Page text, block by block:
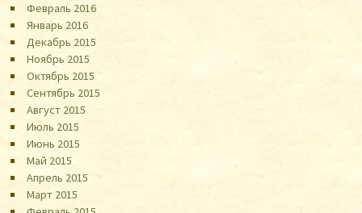
Февраль 2016
Январь 2016
Декабрь 2015
Ноябрь 2015
Октябрь 2015
Сентябрь 2015
Август 2015
Июль 2015
Июнь 2015
Май 2015
Апрель 2015
Март 2015